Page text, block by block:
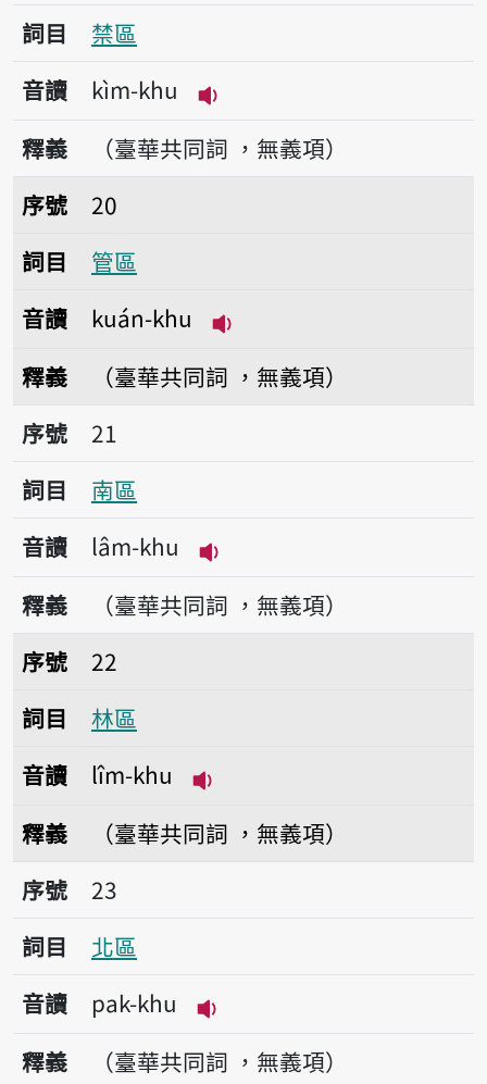
詞目
禁區
音讀
kìm-khu
播放音讀kìm-khu
釋義
（臺華共同詞 ，無義項）
序號20管區
序號
20
詞目
管區
音讀
kuán-khu
釋義
（臺華共同詞 ，無義項）
序號21南區
序號
21
詞目
南區
音讀
lâm-khu
播放音讀lâm-khu
釋義
（臺華共同詞 ，無義項）
序號22林區
序號
22
詞目
林區
音讀
lîm-khu
釋義
（臺華共同詞 ，無義項）
序號23北區
序號
23
詞目
北區
音讀
pak-khu
播放音讀pak-khu
釋義
（臺華共同詞 ，無義項）